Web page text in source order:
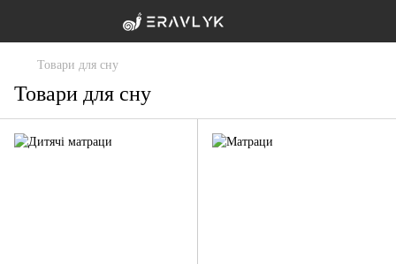
Товари для сну
Товари для сну